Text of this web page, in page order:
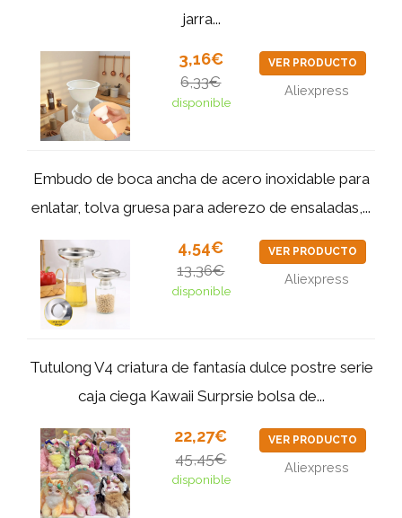
jarra...
3,16€
6,33€
disponible
VER PRODUCTO
Aliexpress
Embudo de boca ancha de acero inoxidable para
enlatar, tolva gruesa para aderezo de ensaladas,...
4,54€
13,36€
disponible
VER PRODUCTO
Aliexpress
Tutulong V4 criatura de fantasía dulce postre serie
caja ciega Kawaii Surprsie bolsa de...
22,27€
45,45€
disponible
VER PRODUCTO
Aliexpress